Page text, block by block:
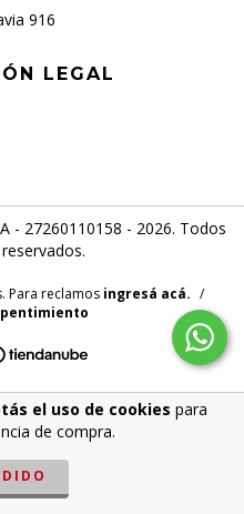
el uso de cookies para
de compra.
916
LEGAL
- 27260110158 - 2026. Todos
Para reclamos ingresá acá. /